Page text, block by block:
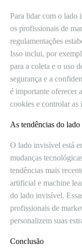
Para lidar com o lado
os profissionais de
regulamentações
Isso inclui, por
para a coleta e o uso
segurança e a
é importante oferecer
cookies e controlar as
As tendências do
O lado invisível está
mudanças
tendências mais
artificial e machine
do lado invisível.
profissionais de
personalizem suas
Conclusão